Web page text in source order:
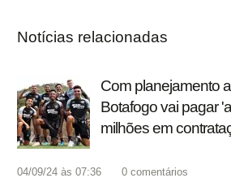
Notícias relacionadas
Com planejamento
Botafogo vai pagar
milhões em
04/09/24 às 07:36 0 comentários